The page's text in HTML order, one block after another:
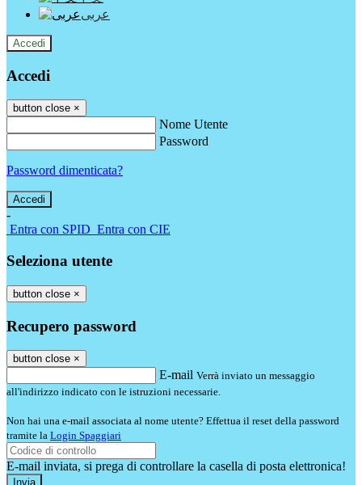
عربى
Accedi
Accedi
button close ×
Nome Utente
Password
Password dimenticata?
-
Entra con SPID Entra con CIE
Seleziona utente
button close ×
Recupero password
button close ×
E-mail Verrà inviato un messaggio
all'indirizzo indicato con le istruzioni necessarie.
Non hai una e-mail associata al nome utente? Effettua il reset della password
tramite la Login Spaggiari
E-mail inviata, si prega di controllare la casella di posta elettronica!